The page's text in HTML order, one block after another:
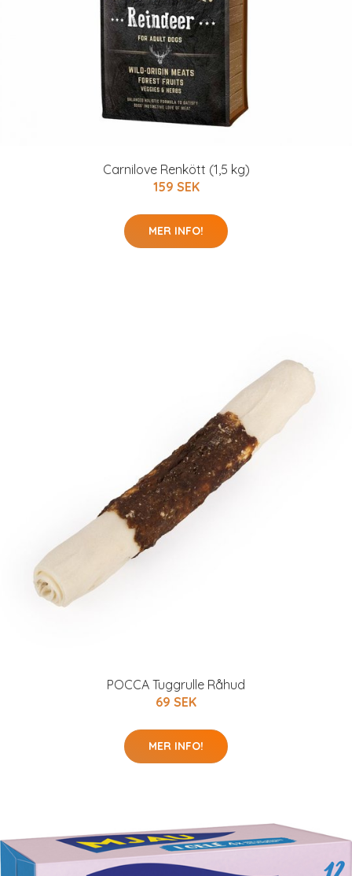
Carnilove Renkött (1,5 kg)
159 SEK
MER INFO!
POCCA Tuggrulle Råhud
69 SEK
MER INFO!